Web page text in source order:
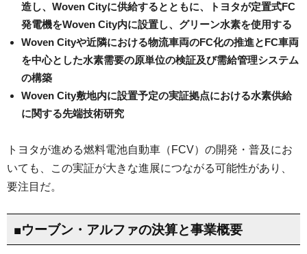
造し、Woven Cityに供給するとともに、トヨタが定置式FC
発電機をWoven City内に設置し、グリーン水素を使用する
Woven Cityや近隣における物流車両のFC化の推進とFC車両
を中心とした水素需要の原単位の検証及び需給管理システム
の構築
Woven City敷地内に設置予定の実証拠点における水素供給
に関する先端技術研究
トヨタが進める燃料電池自動車（FCV）の開発・普及にお
いても、この実証が大きな進展につながる可能性があり、
要注目だ。
■ウーブン・アルファの決算と事業概要